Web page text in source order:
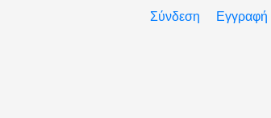
Σύνδεση Εγγραφή